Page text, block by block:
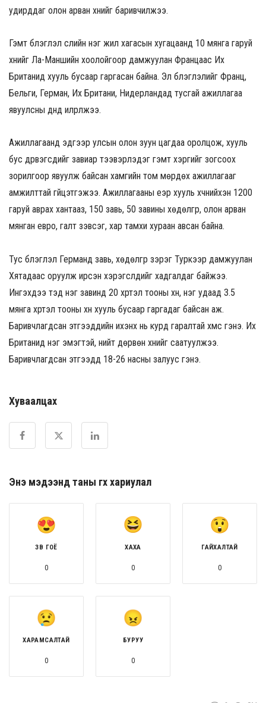
удирддаг олон арван хүнийг баривчилжээ.
Гэмт бүлэглэл сүүлийн нэг жил хагасын хугацаанд 10 мянга гаруй
хүнийг Ла-Маншийн хоолойгоор дамжуулан Францаас Их
Британид хууль бусаар гаргасан байна. Эл бүлэглэлийг Франц,
Бельги, Герман, Их Британи, Нидерландад тусгай ажиллагаа
явуулсны дүнд илрүүлжээ.
Ажиллагаанд эдгээр улсын олон зуун цагдаа оролцож, хууль
бус дүрвэгсдийг завиар тээвэрлэдэг гэмт хэргийг зогсоох
зорилгоор явуулж байсан хамгийн том мөрдөх ажиллагааг
амжилттай гүйцэтгэжээ. Ажиллагааны үеэр хууль хүчнийхэн 1200
гаруй аврах хантааз, 150 завь, 50 завины хөдөлгүүр, олон арван
мянган евро, галт зэвсэг, хар тамхи хураан авсан байна.
Тус бүлэглэл Германд завь, хөдөлгүүр зэрэг Туркээр дамжуулан
Хятадаас оруулж ирсэн хэрэгслүүдийг хадгалдаг байжээ.
Ингэхдээ тэд нэг завинд 20 хүртэл тооны хүн, нэг удаад 3.5
мянга хүртэл тооны хүн хууль бусаар гаргадаг байсан аж.
Баривчлагдсан этгээдүүдийн ихэнх нь курд гаралтай хүмүүс гэнэ. Их
Британид нэг эмэгтэй, нийт дөрвөн хүнийг саатуулжээ.
Баривчлагдсан этгээдүүд 18-26 насны залуус гэнэ.
Хуваалцах
Энэ мэдээнд таны өгөх хариулал
ЗӨВ ГОЁ
0
ХАХА
0
ГАЙХАЛТАЙ
0
ХАРАМСАЛТАЙ
0
БУРУУ
0